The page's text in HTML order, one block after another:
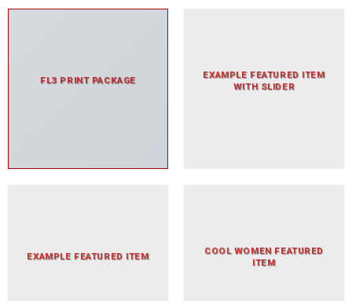
FL3 PRINT PACKAGE
EXAMPLE FEATURED ITEM
WITH SLIDER
EXAMPLE FEATURED ITEM
COOL WOMEN FEATURED
ITEM